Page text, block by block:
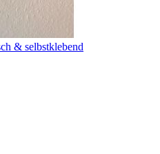
& selbstklebend